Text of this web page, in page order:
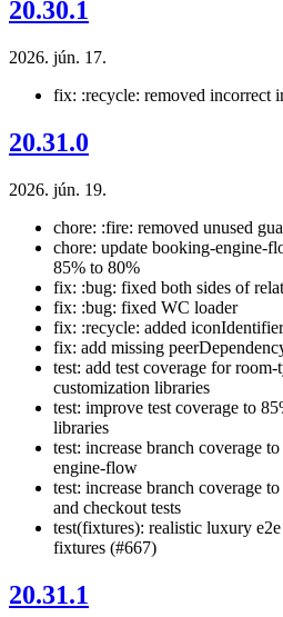
20.30.1
2026. jún. 17.
fix: :recycle: removed incorrect
20.31.0
2026. jún. 19.
chore: :fire: removed unused
chore: update booking-engine-
85% to 80%
fix: :bug: fixed both sides of
fix: :bug: fixed WC loader
fix: :recycle: added
fix: add missing
test: add test coverage for
customization libraries
test: improve test coverage to
libraries
test: increase branch coverage
engine-flow
test: increase branch coverage
and checkout tests
test(fixtures): realistic luxury
fixtures (#667)
20.31.1